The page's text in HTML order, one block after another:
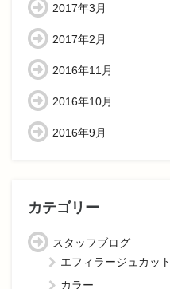
2017年3月
2017年2月
2016年11月
2016年10月
2016年9月
カテゴリー
スタッフブログ
エフィラージュカット
カラー